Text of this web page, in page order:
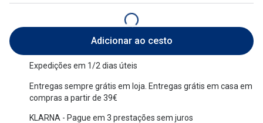
Persol
Michael Kors
Versace
Prada
Adicionar ao cesto
Expedições em 1/2 dias úteis
Entregas sempre grátis em loja. Entregas grátis em casa em
compras a partir de 39€
KLARNA - Pague em 3 prestações sem juros